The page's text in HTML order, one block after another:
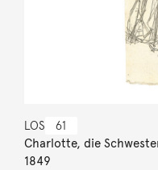
LOS 61
Charlotte, die
1849